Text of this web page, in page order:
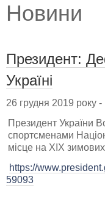
Новини
Президент:
Україні
26 грудня 2019 року
Президент України
спортсменами
місце на ХІХ зимових
https://
59093